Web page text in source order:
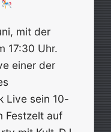
mit der
17:30 Uhr.
einer der
Live sein 10-
Festzelt auf